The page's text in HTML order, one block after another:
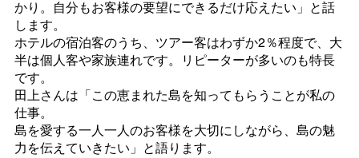
かり。自分もお客様の要望にできるだけ応えたい」と話
します。
ホテルの宿泊客のうち、ツアー客はわずか2％程度で、大
半は個人客や家族連れです。リピーターが多いのも特長
です。
田上さんは「この恵まれた島を知ってもらうことが私の
仕事。
島を愛する一人一人のお客様を大切にしながら、島の魅
力を伝えていきたい」と語ります。